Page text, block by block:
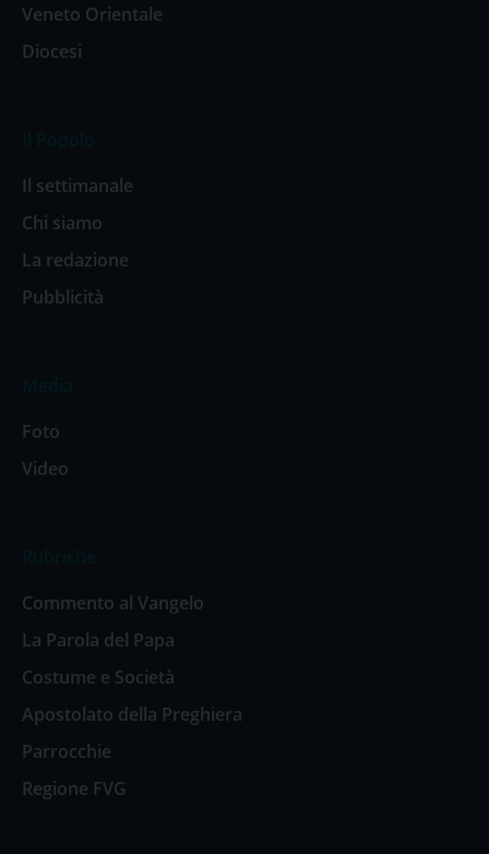
Veneto Orientale
Diocesi
Il settimanale
Chi siamo
La redazione
Pubblicità
Foto
Video
Commento al Vangelo
La Parola del Papa
Costume e Società
Apostolato della Preghiera
Parrocchie
Regione FVG